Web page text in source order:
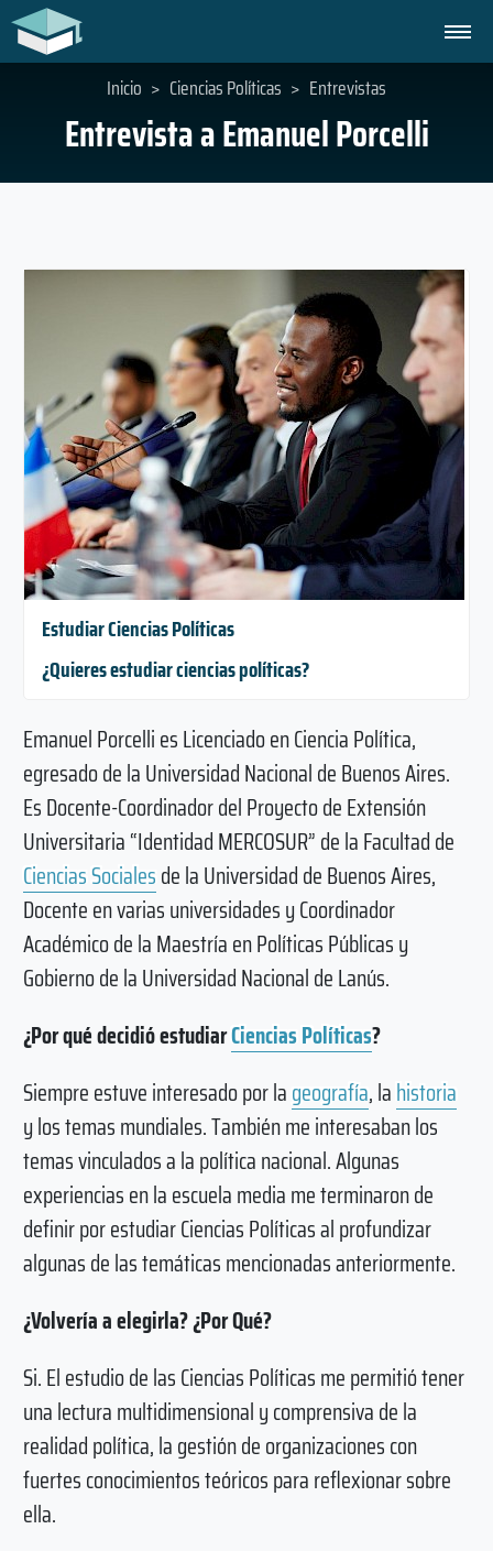
Entrevista a Emanuel Porcelli
Inicio > Ciencias Políticas > Entrevistas
Estudiar Ciencias Políticas
¿Quieres estudiar ciencias políticas?
Emanuel Porcelli es Licenciado en Ciencia Política,
egresado de la Universidad Nacional de Buenos Aires.
Es Docente-Coordinador del Proyecto de Extensión
Universitaria “Identidad MERCOSUR” de la Facultad de
Ciencias Socialesde la Universidad de Buenos Aires,
Docente en varias universidades y Coordinador
Académico de la Maestría en Políticas Públicas y
Gobierno de la Universidad Nacional de Lanús.
¿Por qué decidió estudiarCiencias Políticas?
Siempre estuve interesado por lageografía, lahistoria
y los temas mundiales. También me interesaban los
temas vinculados a la política nacional. Algunas
experiencias en la escuela media me terminaron de
definir por estudiar Ciencias Políticas al profundizar
algunas de las temáticas mencionadas anteriormente.
¿Volvería a elegirla? ¿Por Qué?
Si. El estudio de las Ciencias Políticas me permitió tener
una lectura multidimensional y comprensiva de la
realidad política, la gestión de organizaciones con
fuertes conocimientos teóricos para reflexionar sobre
ella.